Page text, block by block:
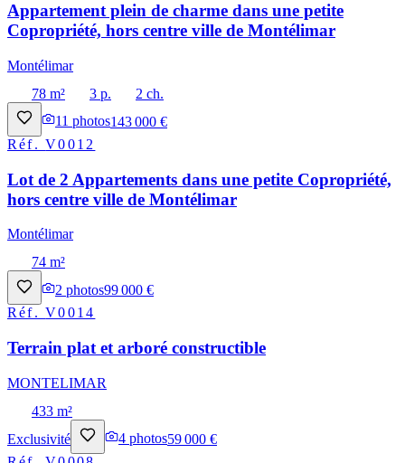
Appartement plein de charme dans une petite
Copropriété, hors centre ville de Montélimar
Montélimar
78 m²
3 p.
2 ch.
11 photos143 000 €
Réf.V0012
Lot de 2 Appartements dans une petite Copropriété,
hors centre ville de Montélimar
Montélimar
74 m²
2 photos99 000 €
Réf.V0014
Terrain plat et arboré constructible
MONTELIMAR
433 m²
Exclusivité
4 photos59 000 €